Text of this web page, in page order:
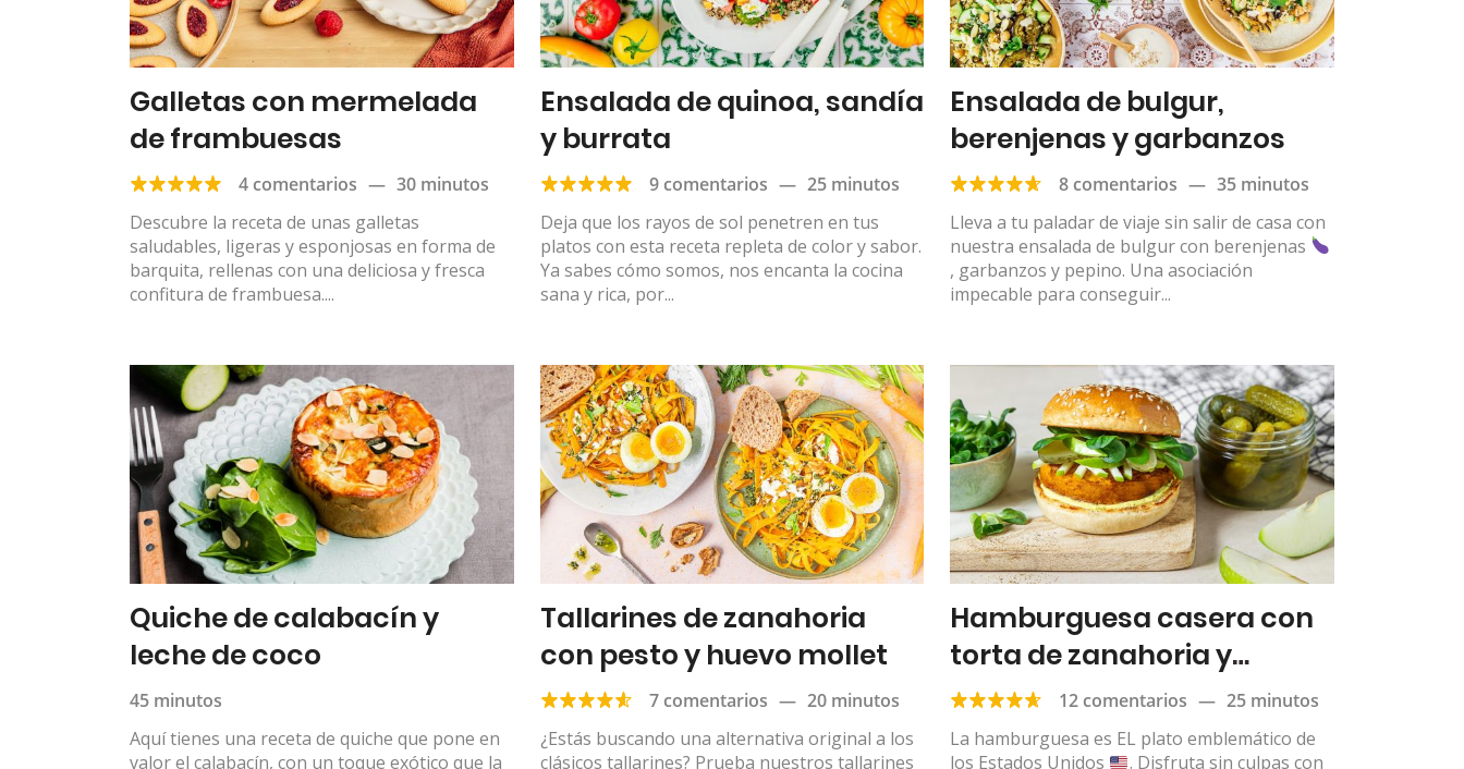
Galletas con mermelada
de frambuesas
4 comentarios — 30 minutos
Descubre la receta de unas galletas
saludables, ligeras y esponjosas en forma de
barquita, rellenas con una deliciosa y fresca
confitura de frambuesa....
Ensalada de quinoa, sandía
y burrata
9 comentarios — 25 minutos
Deja que los rayos de sol penetren en tus
platos con esta receta repleta de color y sabor.
Ya sabes cómo somos, nos encanta la cocina
sana y rica, por...
Ensalada de bulgur,
berenjenas y garbanzos
8 comentarios — 35 minutos
Lleva a tu paladar de viaje sin salir de casa con
nuestra ensalada de bulgur con berenjenas
, garbanzos y pepino. Una asociación
impecable para conseguir...
Quiche de calabacín y
leche de coco
45 minutos
Aquí tienes una receta de quiche que pone en
valor el calabacín, con un toque exótico que la
Tallarines de zanahoria
con pesto y huevo mollet
7 comentarios — 20 minutos
¿Estás buscando una alternativa original a los
clásicos tallarines? Prueba nuestros tallarines
Hamburguesa casera con
torta de zanahoria y
garbanzo, salsa de curry
12 comentarios — 25 minutos
La hamburguesa es EL plato emblemático de
los Estados Unidos
. Disfruta sin culpas con